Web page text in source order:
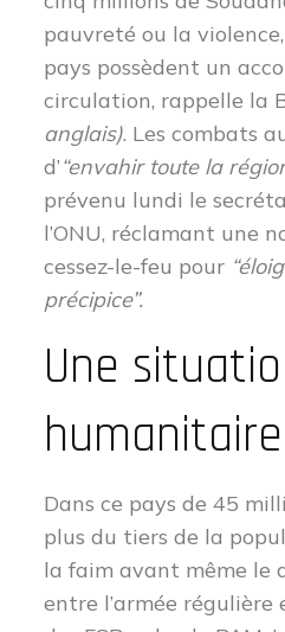
pauvreté ou la
pays possèdent un
circulation, rappelle la
anglais). Les combats
d’“envahir toute la
prévenu lundi le
l’ONU, réclamant une
cessez-le-feu pour
précipice”.
Une
Dans ce pays de 45
plus du tiers de la
la faim avant même le
entre l’armée